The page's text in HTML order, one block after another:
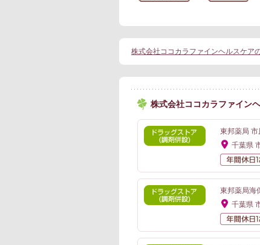
株式会社ココカラファインヘルスケア
株式会社ココカラファイン
東邦薬局
千葉県
東邦薬局海
千葉県